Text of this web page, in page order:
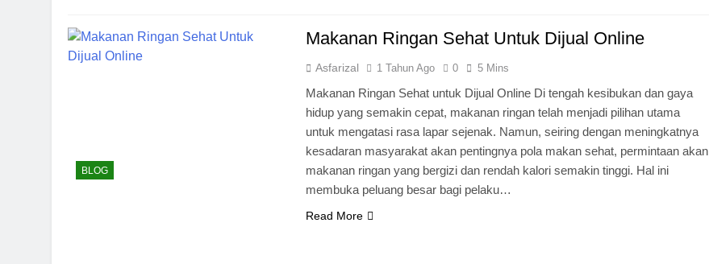
BLOG
Makanan Ringan Sehat Untuk Dijual Online
Asfarizal 1 Tahun Ago 0 5 Mins
Makanan Ringan Sehat untuk Dijual Online Di tengah kesibukan dan gaya
hidup yang semakin cepat, makanan ringan telah menjadi pilihan utama
untuk mengatasi rasa lapar sejenak. Namun, seiring dengan meningkatnya
kesadaran masyarakat akan pentingnya pola makan sehat, permintaan akan
makanan ringan yang bergizi dan rendah kalori semakin tinggi. Hal ini
membuka peluang besar bagi pelaku…
Read More